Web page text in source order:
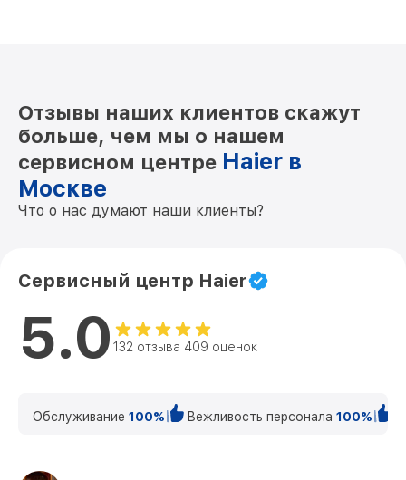
Отзывы наших клиентов скажут
больше, чем мы о нашем
сервисном центре Haier в
Москве
Что о нас думают наши клиенты?
Сервисный центр Haier
5.0 132 отзыва 409 оценок
Обслуживание 100% Вежливость персонала 100%